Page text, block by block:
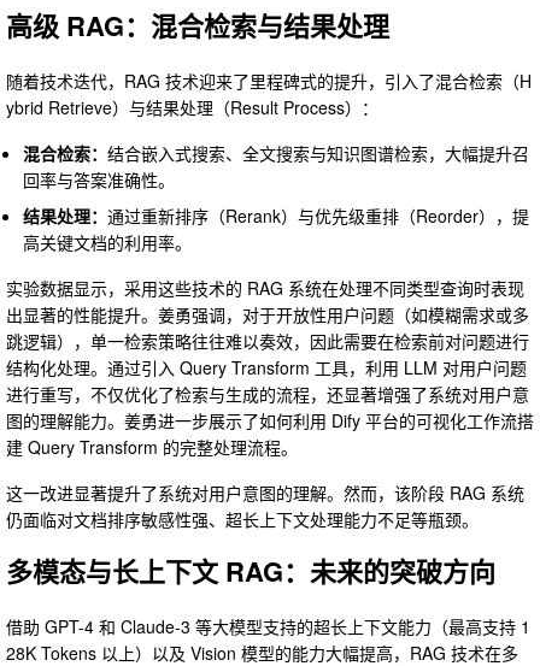
高级 RAG：混合检索与结果处理
随着技术迭代，RAG 技术迎来了里程碑式的提升，引入了混合检索（H
ybrid Retrieve）与结果处理（Result Process）：
混合检索： 结合嵌入式搜索、全文搜索与知识图谱检索，大幅提升召
回率与答案准确性。
结果处理： 通过重新排序（Rerank）与优先级重排（Reorder），提
高关键文档的利用率。
实验数据显示，采用这些技术的 RAG 系统在处理不同类型查询时表现
出显著的性能提升。姜勇强调，对于开放性用户问题（如模糊需求或多
跳逻辑），单一检索策略往往难以奏效，因此需要在检索前对问题进行
结构化处理。通过引入 Query Transform 工具，利用 LLM 对用户问题
进行重写，不仅优化了检索与生成的流程，还显著增强了系统对用户意
图的理解能力。姜勇进一步展示了如何利用 Dify 平台的可视化工作流搭
建 Query Transform 的完整处理流程。
这一改进显著提升了系统对用户意图的理解。然而，该阶段 RAG 系统
仍面临对文档排序敏感性强、超长上下文处理能力不足等瓶颈。
多模态与长上下文 RAG：未来的突破方向
借助 GPT-4 和 Claude-3 等大模型支持的超长上下文能力（最高支持 1
28K Tokens 以上）以及 Vision 模型的能力大幅提高，RAG 技术在多